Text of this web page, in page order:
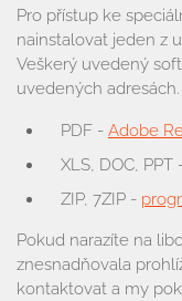
Pro přístup ke
nainstalovat jeden z
Veškerý uvedený
uvedených adresách.
PDF - Adobe
XLS, DOC, PPT
ZIP, 7ZIP -
Pokud narazíte na
znesnadňovala
kontaktovat a my